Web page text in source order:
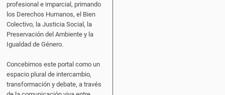
profesional e imparcial, primando
los Derechos Humanos, el Bien
Colectivo, la Justicia Social, la
Preservación del Ambiente y la
Igualdad de Género.
Concebimos este portal como un
espacio plural de intercambio,
transformación y debate, a través